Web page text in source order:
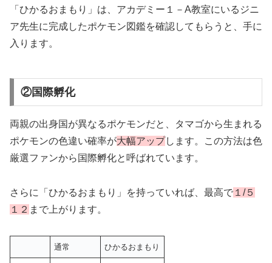
「ひかるおまもり」は、アカデミー１－A教室にいるジニ
ア先生に完成したポケモン図鑑を確認してもらうと、手に
入ります。
②国際孵化
両親の出身国が異なるポケモンだと、タマゴから生まれる
ポケモンの色違い確率が大幅アップします。この方法は色
厳選ファンから国際孵化と呼ばれています。
さらに「ひかるおまもり」を持っていれば、最高で １/５
１２ まで上がります。
通常 ひかるおまもり